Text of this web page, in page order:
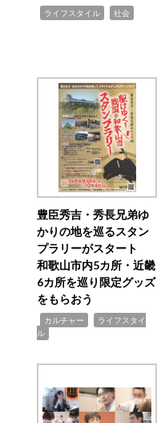
ライフスタイル 社会
豊臣秀吉・秀長兄弟ゆ
かりの地を巡るスタン
プラリーがスタート
和歌山市内5カ所・近畿
6カ所を巡り限定グッズ
をもらおう
カルチャー
ライフスタイ
ル